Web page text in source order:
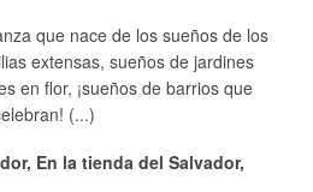
que nace de los sueños de los
extensas, sueños de jardines
en flor, ¡sueños de barrios que
(...)
En la tienda del Salvador,